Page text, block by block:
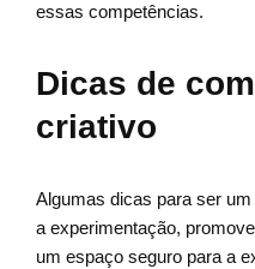
essas competências.
Dicas de
criativo
Algumas dicas para ser
a experimentação,
um espaço seguro para a